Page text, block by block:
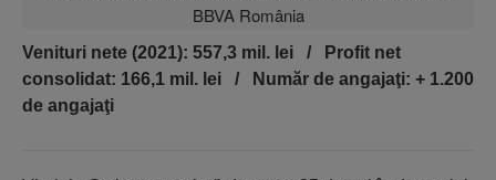
Venituri nete (2021): 557,3 mil. lei / Profit net
consolidat: 166,1 mil. lei / Număr de angajaţi: + 1.200
de angajaţi